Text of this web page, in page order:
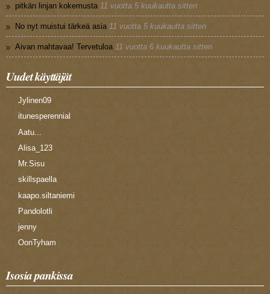
pitkän linjan kokemusta 11 vuotta 5 kuukautta sitten
No nyt muistui tärkeä asia 11 vuotta 5 kuukautta sitten
Aivan mahtavaa! Tervetuloa 11 vuotta 6 kuukautta sitten
Uudet käyttäjät
Jylinen09
itunesperennial
Aatu...
Alisa_123
Mr.Sisu
skillspaella
kaapo.siltaniemi
Pandolotli
jenny
OonTyham
Isosia pankissa